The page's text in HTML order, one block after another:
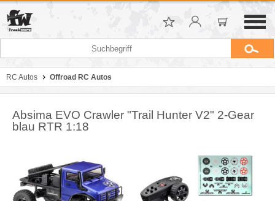
RC Autos Offroad RC Autos
Absima EVO Crawler "Trail Hunter V2" 2-Gear
blau RTR 1:18